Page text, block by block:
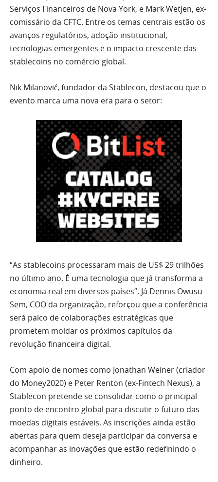
Serviços Financeiros de Nova York, e Mark Wetjen, ex-
comissário da CFTC. Entre os temas centrais estão os
avanços regulatórios, adoção institucional,
tecnologias emergentes e o impacto crescente das
stablecoins no comércio global.
Nik Milanović, fundador da Stablecon, destacou que o
evento marca uma nova era para o setor:
“As stablecoins processaram mais de US$ 29 trilhões
no último ano. É uma tecnologia que já transforma a
economia real em diversos países”. Já Dennis Owusu-
Sem, COO da organização, reforçou que a conferência
será palco de colaborações estratégicas que
prometem moldar os próximos capítulos da
revolução financeira digital.
Com apoio de nomes como Jonathan Weiner (criador
do Money2020) e Peter Renton (ex-Fintech Nexus), a
Stablecon pretende se consolidar como o principal
ponto de encontro global para discutir o futuro das
moedas digitais estáveis. As inscrições ainda estão
abertas para quem deseja participar da conversa e
acompanhar as inovações que estão redefinindo o
dinheiro.